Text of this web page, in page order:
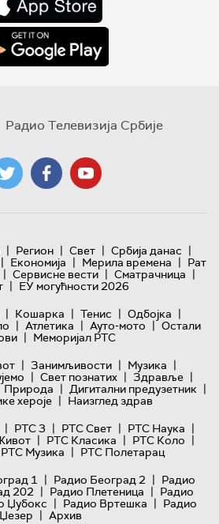
Радио Телевизија Србије
| Регион | Свет | Србија данас |
| Економија | Мерила времена | Рат
| Сервисне вести | Сматрачница |
| ЕУ могућности 2026
| Кошарка | Тенис | Одбојка |
| Атлетика | Ауто-мото | Остали
| Меморијал РТС
| Занимљивости | Музика |
| Свет познатих | Здравље |
Природа | Дигитални предузетник |
хероје | Наизглед здрав
| РТС 3 | РТС Свет | РТС Наука |
| РТС Класика | РТС Коло |
РТС Музика | РТС Полетарац
1 | Радио Београд 2 | Радио
202 | Радио Плетеница | Радио
Џубокс | Радио Вртешка | Радио
Џезер | Архив